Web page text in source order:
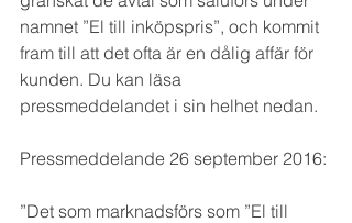
namnet ”El till inköpspris”, och kommit
fram till att det ofta är en dålig affär för
kunden. Du kan läsa
pressmeddelandet i sin helhet nedan.
Pressmeddelande 26 september 2016:
”Det som marknadsförs som ”El till